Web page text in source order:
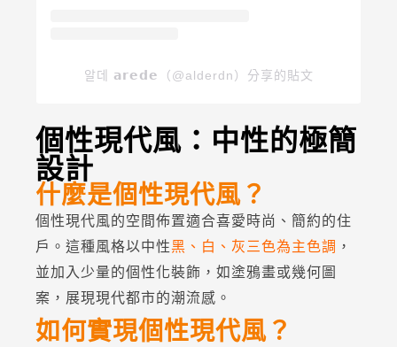
알데 𝗮𝗿𝗲𝗱𝗲（@alderdn）分享的貼文
個性現代風：中性的極簡
設計
什麼是個性現代風？
個性現代風的空間佈置適合喜愛時尚、簡約的住
戶。這種風格以中性黑、白、灰三色為主色調 ，
並加入少量的個性化裝飾，如塗鴉畫或幾何圖
案，展現現代都市的潮流感。
如何實現個性現代風？